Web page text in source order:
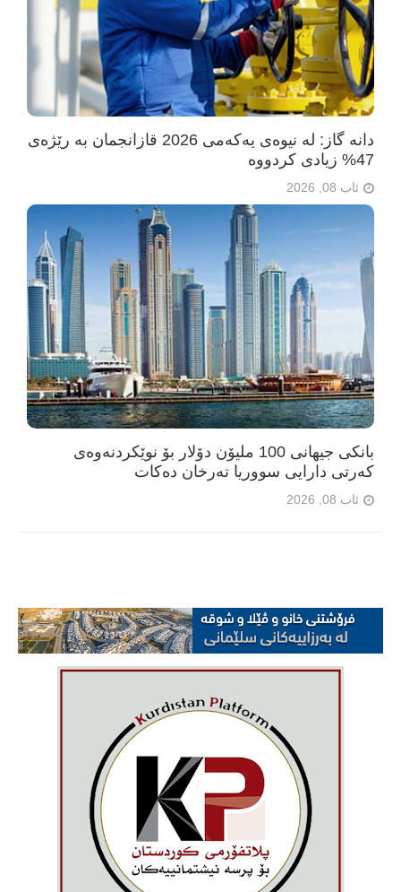
دانە گاز: لە نیوەی یەکەمی 2026 قازانجمان بە رێژەی
47% زیادی کردووە
ئاب 08, 2026
بانکی جیهانی 100 ملیۆن دۆلار بۆ نوێکردنەوەی
کەرتی دارایی سووریا تەرخان دەکات
ئاب 08, 2026